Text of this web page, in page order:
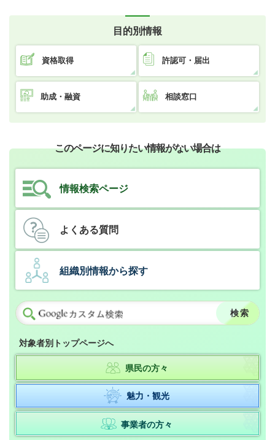
目的別情報
資格取得 許認可・届出
助成・融資 相談窓口
このページに知りたい情報がない場合は
情報検索ページ
よくある質問
組織別情報から探す
対象者別トップページへ
県民の方々
魅力・観光
事業者の方々